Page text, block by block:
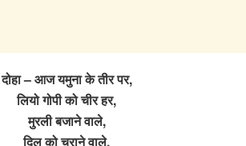
दोहा – आज यमुना के तीर पर,
लियो गोपी को चीर हर,
मुरली बजाने वाले,
दिल को चुराने वाले,